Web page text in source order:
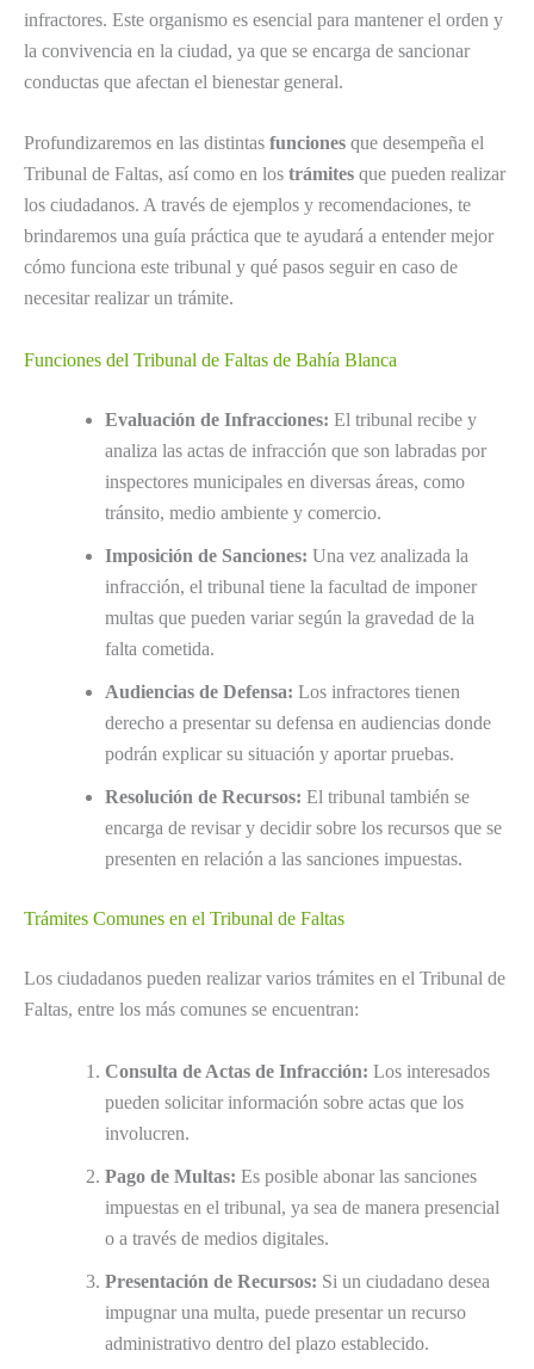
infractores. Este organismo es esencial para mantener el orden y
la convivencia en la ciudad, ya que se encarga de sancionar
conductas que afectan el bienestar general.
Profundizaremos en las distintas funciones que desempeña el
Tribunal de Faltas, así como en los trámites que pueden realizar
los ciudadanos. A través de ejemplos y recomendaciones, te
brindaremos una guía práctica que te ayudará a entender mejor
cómo funciona este tribunal y qué pasos seguir en caso de
necesitar realizar un trámite.
Funciones del Tribunal de Faltas de Bahía Blanca
Evaluación de Infracciones: El tribunal recibe y
analiza las actas de infracción que son labradas por
inspectores municipales en diversas áreas, como
tránsito, medio ambiente y comercio.
Imposición de Sanciones: Una vez analizada la
infracción, el tribunal tiene la facultad de imponer
multas que pueden variar según la gravedad de la
falta cometida.
Audiencias de Defensa: Los infractores tienen
derecho a presentar su defensa en audiencias donde
podrán explicar su situación y aportar pruebas.
Resolución de Recursos: El tribunal también se
encarga de revisar y decidir sobre los recursos que se
presenten en relación a las sanciones impuestas.
Trámites Comunes en el Tribunal de Faltas
Los ciudadanos pueden realizar varios trámites en el Tribunal de
Faltas, entre los más comunes se encuentran:
Consulta de Actas de Infracción: Los interesados
pueden solicitar información sobre actas que los
involucren.
Pago de Multas: Es posible abonar las sanciones
impuestas en el tribunal, ya sea de manera presencial
o a través de medios digitales.
Presentación de Recursos: Si un ciudadano desea
impugnar una multa, puede presentar un recurso
administrativo dentro del plazo establecido.